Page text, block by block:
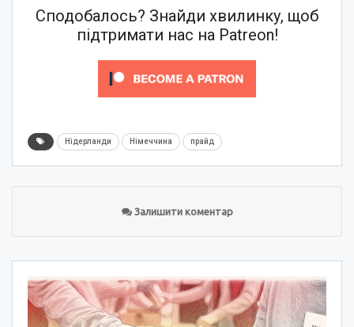
Сподобалось? Знайди хвилинку, щоб
підтримати нас на Patreon!
Нідерланди Німеччина прайд
Залишити коментар